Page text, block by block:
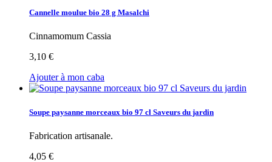
Cannelle moulue bio 28 g Masalchi
Cinnamomum Cassia
3,10 €
Ajouter à mon caba
Soupe paysanne morceaux bio 97 cl Saveurs du jardin
Fabrication artisanale.
4,05 €